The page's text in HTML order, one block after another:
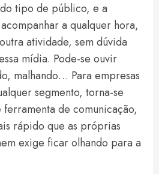
tipo de público, e a
a qualquer hora,
atividade, sem dúvida
mídia. Pode-se ouvir
malhando… Para empresas
segmento, torna-se
ferramenta de comunicação,
rápido que as próprias
exige ficar olhando para a